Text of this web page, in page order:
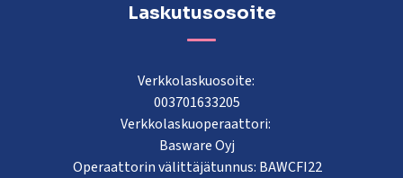
Laskutusosoite
Verkkolaskuosoite:
003701633205
Verkkolaskuoperaattori:
Basware Oyj
Operaattorin välittäjätunnus: BAWCFI22